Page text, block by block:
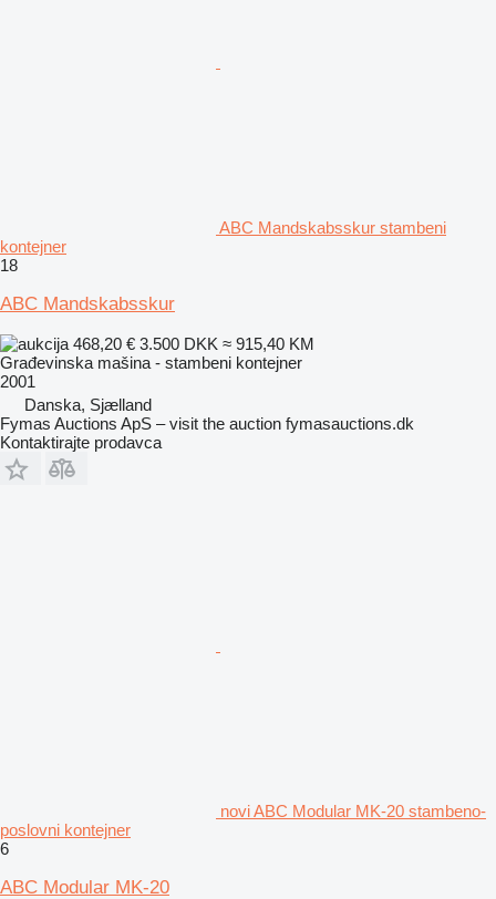
ABC Mandskabsskur stambeni
kontejner
18
ABC Mandskabsskur
468,20 € 3.500 DKK ≈ 915,40 KM
Građevinska mašina - stambeni kontejner
2001
Danska, Sjælland
Fymas Auctions ApS – visit the auction fymasauctions.dk
Kontaktirajte prodavca
novi ABC Modular MK-20 stambeno-
poslovni kontejner
6
ABC Modular MK-20